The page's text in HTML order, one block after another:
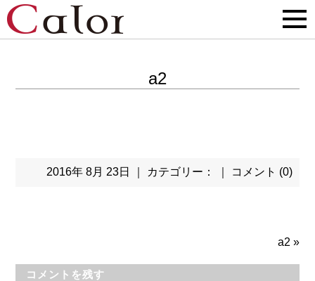
a2
2016年 8月 23日 ｜ カテゴリー： ｜ コメント (0)
a2 »
コメントを残す